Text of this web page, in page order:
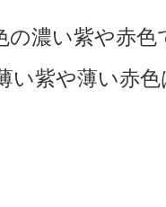
の濃い紫や赤
い紫や薄い赤